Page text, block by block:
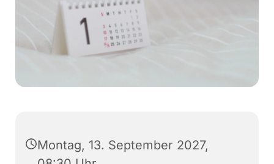
Montag, 13. September 2027,